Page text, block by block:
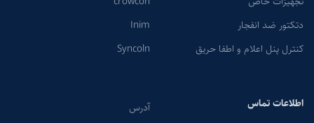
دتکتور ضد انفجار
کنترل پنل اعلام و اطفا حریق
Inim
Syncoln
اطلاعات تماس
آدرس